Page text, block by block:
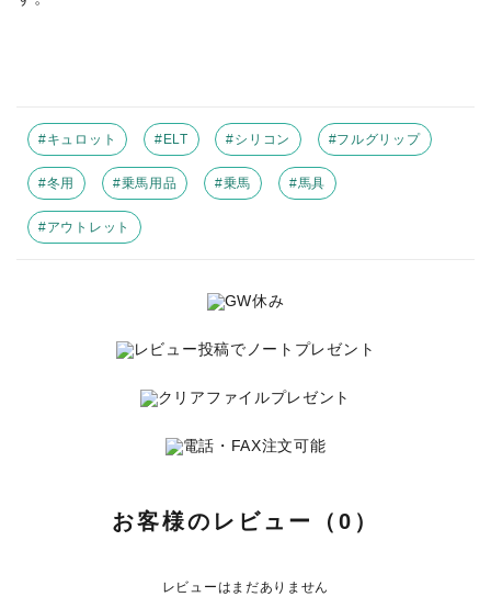
#キュロット #ELT #シリコン #フルグリップ
#冬用 #乗馬用品 #乗馬 #馬具
#アウトレット
お客様のレビュー（0）
レビューはまだありません